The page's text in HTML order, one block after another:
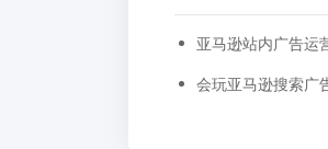
亚马逊站内广告运
会玩亚马逊搜索广